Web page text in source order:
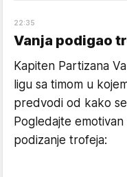
22:35
Vanja podigao
Kapiten Partizana
ligu sa timom u
predvodi od kako
Pogledajte
podizanje trofeja: